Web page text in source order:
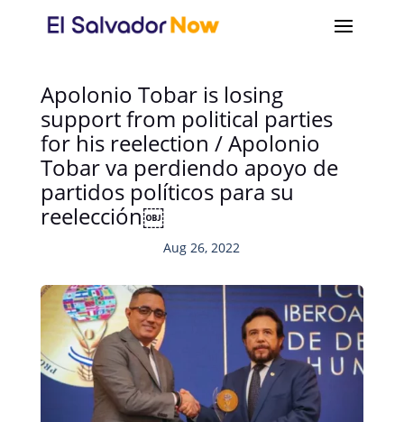
Apolonio Tobar is losing
support from political parties
for his reelection / Apolonio
Tobar va perdiendo apoyo de
partidos políticos para su
reelección￼
Aug 26, 2022